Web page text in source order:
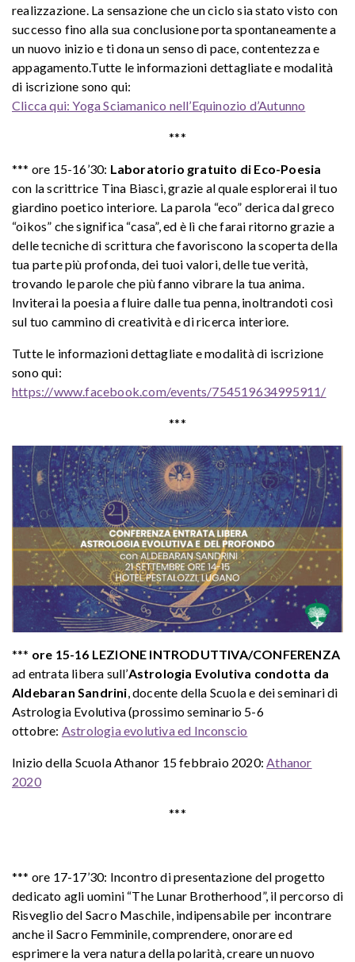
realizzazione. La sensazione che un ciclo sia stato visto con
successo fino alla sua conclusione porta spontaneamente a
un nuovo inizio e ti dona un senso di pace, contentezza e
appagamento.Tutte le informazioni dettagliate e modalità
di iscrizione sono qui:
Clicca qui: Yoga Sciamanico nell’Equinozio d’Autunno
***
*** ore 15-16’30: Laboratorio gratuito di Eco-Poesia
con la scrittrice Tina Biasci, grazie al quale esplorerai il tuo
giardino poetico interiore. La parola “eco” derica dal greco
“oikos” che significa “casa”, ed è lì che farai ritorno grazie a
delle tecniche di scrittura che favoriscono la scoperta della
tua parte più profonda, dei tuoi valori, delle tue verità,
trovando le parole che più fanno vibrare la tua anima.
Inviterai la poesia a fluire dalle tua penna, inoltrandoti così
sul tuo cammino di creatività e di ricerca interiore.
Tutte le informazioni dettagliate e modalità di iscrizione
sono qui:
https://www.facebook.com/events/754519634995911/
***
*** ore 15-16 LEZIONE INTRODUTTIVA/CONFERENZA
ad entrata libera sull’Astrologia Evolutiva condotta da
Aldebaran Sandrini, docente della Scuola e dei seminari di
Astrologia Evolutiva (prossimo seminario 5-6
ottobre: Astrologia evolutiva ed Inconscio
Inizio della Scuola Athanor 15 febbraio 2020:Athanor
2020
***
*** ore 17-17’30: Incontro di presentazione del progetto
dedicato agli uomini “The Lunar Brotherhood”, il percorso di
Risveglio del Sacro Maschile, indipensabile per incontrare
anche il Sacro Femminile, comprendere, onorare ed
esprimere la vera natura della polarità, creare un nuovo